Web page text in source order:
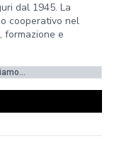
dal 1945. La
cooperativo nel
formazione e